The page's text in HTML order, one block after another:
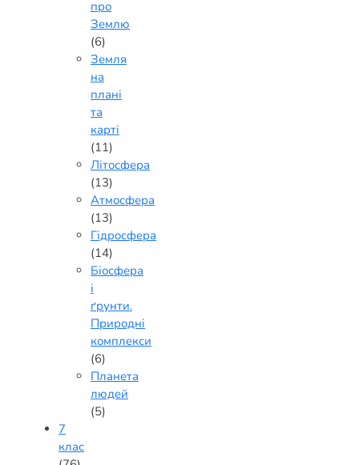
про
Землю
(6)
Земля
на
плані
та
карті
(11)
Літосфера
(13)
Атмосфера
(13)
Гідросфера
(14)
Біосфера
і
ґрунти.
Природні
комплекси
(6)
Планета
людей
(5)
7
клас